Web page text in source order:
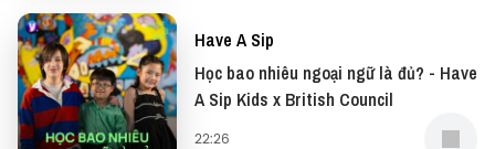
tác, bạn có thể gửi email về địa chỉ
team@vietcetera.com
Have A Sip
Học bao nhiêu ngoại ngữ là đủ? - Have
A Sip Kids x British Council
22:26